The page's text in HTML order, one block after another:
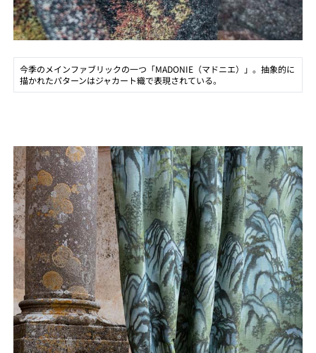
今季のメインファブリックの一つ「MADONIE（マドニエ）」。抽象的に
描かれたパターンはジャカート織で表現されている。